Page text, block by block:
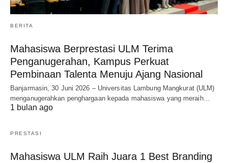
BERITA
Mahasiswa Berprestasi ULM Terima
Penganugerahan, Kampus Perkuat
Pembinaan Talenta Menuju Ajang Nasional
Banjarmasin, 30 Juni 2026 – Universitas Lambung Mangkurat (ULM)
menganugerahkan penghargaan kepada mahasiswa yang meraih…
1 bulan ago
PRESTASI
Mahasiswa ULM Raih Juara 1 Best Branding